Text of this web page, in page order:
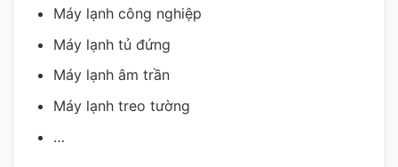
Máy lạnh công nghiệp
Máy lạnh tủ đứng
Máy lạnh âm trần
Máy lạnh treo tường
…